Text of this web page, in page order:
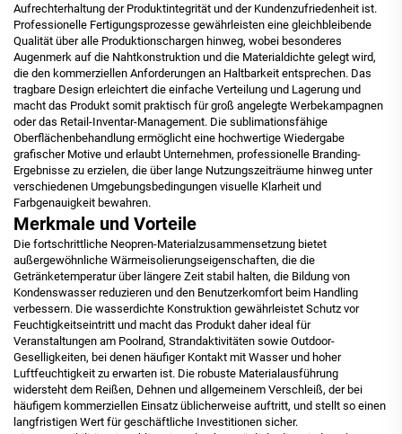
Aufrechterhaltung der Produktintegrität und der Kundenzufriedenheit ist.
Professionelle Fertigungsprozesse gewährleisten eine gleichbleibende
Qualität über alle Produktionschargen hinweg, wobei besonderes
Augenmerk auf die Nahtkonstruktion und die Materialdichte gelegt wird,
die den kommerziellen Anforderungen an Haltbarkeit entsprechen. Das
tragbare Design erleichtert die einfache Verteilung und Lagerung und
macht das Produkt somit praktisch für groß angelegte Werbekampagnen
oder das Retail-Inventar-Management. Die sublimationsfähige
Oberflächenbehandlung ermöglicht eine hochwertige Wiedergabe
grafischer Motive und erlaubt Unternehmen, professionelle Branding-
Ergebnisse zu erzielen, die über lange Nutzungszeiträume hinweg unter
verschiedenen Umgebungsbedingungen visuelle Klarheit und
Farbgenauigkeit bewahren.
Merkmale und Vorteile
Die fortschrittliche Neopren-Materialzusammensetzung bietet
außergewöhnliche Wärmeisolierungseigenschaften, die die
Getränketemperatur über längere Zeit stabil halten, die Bildung von
Kondenswasser reduzieren und den Benutzerkomfort beim Handling
verbessern. Die wasserdichte Konstruktion gewährleistet Schutz vor
Feuchtigkeitseintritt und macht das Produkt daher ideal für
Veranstaltungen am Poolrand, Strandaktivitäten sowie Outdoor-
Geselligkeiten, bei denen häufiger Kontakt mit Wasser und hoher
Luftfeuchtigkeit zu erwarten ist. Die robuste Materialausführung
widersteht dem Reißen, Dehnen und allgemeinem Verschleiß, der bei
häufigem kommerziellen Einsatz üblicherweise auftritt, und stellt so einen
langfristigen Wert für geschäftliche Investitionen sicher.